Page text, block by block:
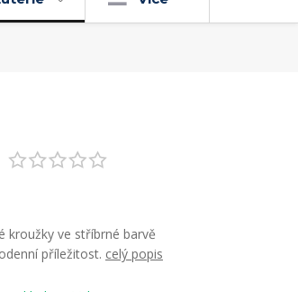
kroužky ve stříbrné barvě
příležitost. celý popis